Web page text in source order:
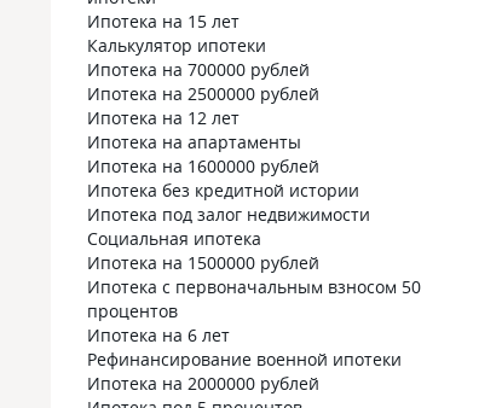
Ипотека на 15 лет
Калькулятор ипотеки
Ипотека на 700000 рублей
Ипотека на 2500000 рублей
Ипотека на 12 лет
Ипотека на апартаменты
Ипотека на 1600000 рублей
Ипотека без кредитной истории
Ипотека под залог недвижимости
Социальная ипотека
Ипотека на 1500000 рублей
Ипотека с первоначальным взносом 50
процентов
Ипотека на 6 лет
Рефинансирование военной ипотеки
Ипотека на 2000000 рублей